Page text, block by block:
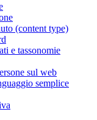
(content type)
e tassonomie
sul web
semplice